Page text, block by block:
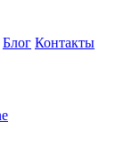
Блог Контакты